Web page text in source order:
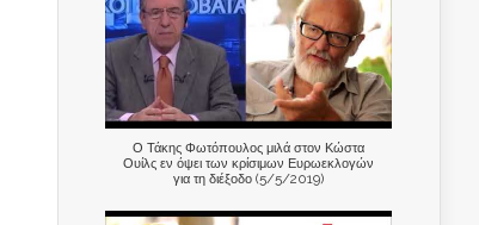
Ο Τάκης Φωτόπουλος μιλά στον Κώστα
Ουίλς εν όψει των κρίσιμων Ευρωεκλογών
για τη διέξοδο (5/5/2019)